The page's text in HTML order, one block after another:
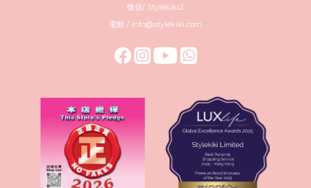
微信/ Stylekiki2
電郵 / info@stylekiki.com